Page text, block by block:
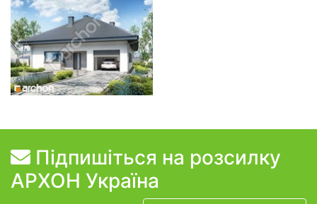
Підпишіться на розсилку
АРХОН Україна